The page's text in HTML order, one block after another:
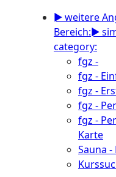
► weitere
Bereich:►
category:
fgz -
fgz -
fgz -
fgz -
fgz -
Karte
Sauna